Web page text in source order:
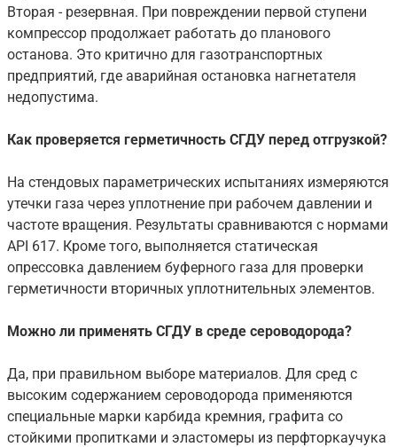
Вторая - резервная. При повреждении первой ступени
компрессор продолжает работать до планового
останова. Это критично для газотранспортных
предприятий, где аварийная остановка нагнетателя
недопустима.
Как проверяется герметичность СГДУ перед отгрузкой?
На стендовых параметрических испытаниях измеряются
утечки газа через уплотнение при рабочем давлении и
частоте вращения. Результаты сравниваются с нормами
API 617. Кроме того, выполняется статическая
опрессовка давлением буферного газа для проверки
герметичности вторичных уплотнительных элементов.
Можно ли применять СГДУ в среде сероводорода?
Да, при правильном выборе материалов. Для сред с
высоким содержанием сероводорода применяются
специальные марки карбида кремния, графита со
стойкими пропитками и эластомеры из перфторкаучука